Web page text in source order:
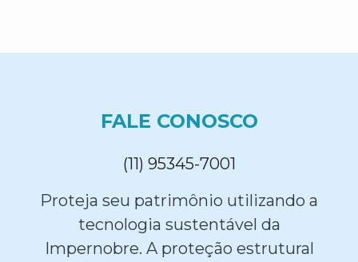
FALE CONOSCO
(11) 95345-7001
Proteja seu patrimônio utilizando a
tecnologia sustentável da
Impernobre. A proteção estrutural